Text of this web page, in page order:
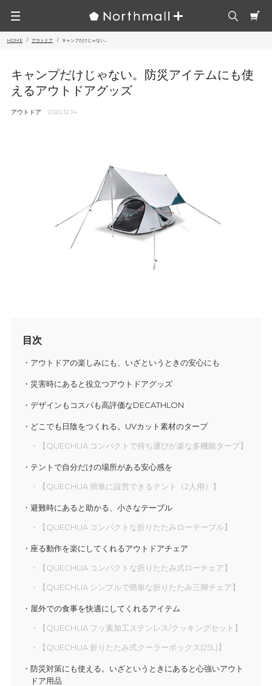
HOME アウトドア キャンプだけじゃない...
キャンプだけじゃない。防災アイテムにも使
えるアウトドアグッズ
アウトドア 2020.12.14
目次
アウトドアの楽しみにも、いざというときの安心にも
災害時にあると役立つアウトドアグッズ
デザインもコスパも高評価なDECATHLON
どこでも日陰をつくれる。UVカット素材のタープ
【QUECHUA コンパクトで持ち運びが楽な多機能タープ】
テントで自分だけの場所がある安心感を
【QUECHUA 簡単に設営できるテント（2人用）】
避難時にあると助かる、小さなテーブル
【QUECHUA コンパクトな折りたたみローテーブル】
座る動作を楽にしてくれるアウトドアチェア
【QUECHUA コンパクトな折りたたみ式ローチェア】
【QUECHUA シンプルで簡単な折りたたみ三脚チェア】
屋外での食事を快適にしてくれるアイテム
【QUECHUA フッ素加工ステンレス/クッキングセット】
【QUECHUA 折りたたみ式クーラーボックス(25L)】
防災対策にも使える。いざというときにあると心強いアウト
ドア用品